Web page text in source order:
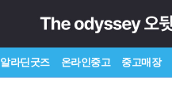
알라딘굿즈 온라인중고 중고매장